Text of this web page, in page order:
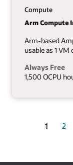
Compute
Arm Compute
Arm-based
usable as 1 VM
Always Free
1,500 OCPU
1
2